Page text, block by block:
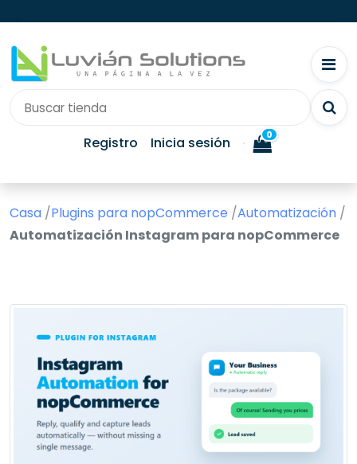
Registro Inicia sesión 0
Casa /Plugins para nopCommerce /Automatización /
Automatización Instagram para nopCommerce